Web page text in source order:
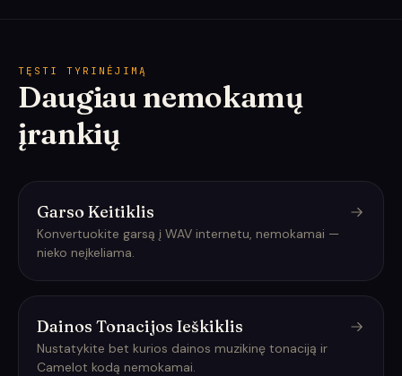
TĘSTI TYRINĖJIMĄ
Daugiau nemokamų
įrankių
Garso Keitiklis
Konvertuokite garsą į WAV internetu, nemokamai —
nieko neįkeliama.
Dainos Tonacijos Ieškiklis
Nustatykite bet kurios dainos muzikinę tonaciją ir
Camelot kodą nemokamai.